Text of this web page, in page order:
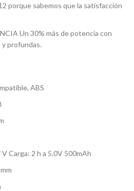
porque sabemos que la satisfacción
Un 30% más de potencia con
profundas.
ABS
Carga: 2 h a 5.0V 500mAh